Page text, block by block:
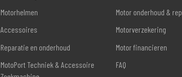
Motorhelmen
Accessoires
Reparatie en onderhoud
MotoPort Techniek & Accessoire
Motor onderhoud &
Motorverzekering
Motor financieren
FAQ